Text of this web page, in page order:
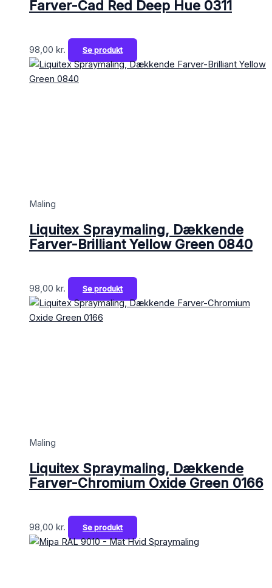
Farver-Cad Red Deep Hue 0311
98,00 kr. Se produkt
Maling
Liquitex Spraymaling, Dækkende
Farver-Brilliant Yellow Green 0840
98,00 kr. Se produkt
Maling
Liquitex Spraymaling, Dækkende
Farver-Chromium Oxide Green 0166
98,00 kr. Se produkt